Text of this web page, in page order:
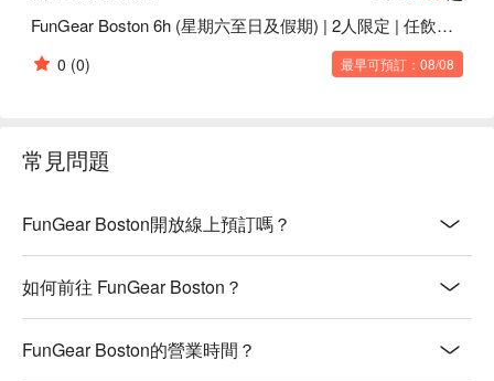
FunGear Boston 6h (星期六至日及假期) | 2人限定 | 任飲卡拉OK | Mong Kok Party Room
0 (0) 最早可預訂：08/08
常見問題
FunGear Boston開放線上預訂嗎？
如何前往 FunGear Boston？
FunGear Boston的營業時間？